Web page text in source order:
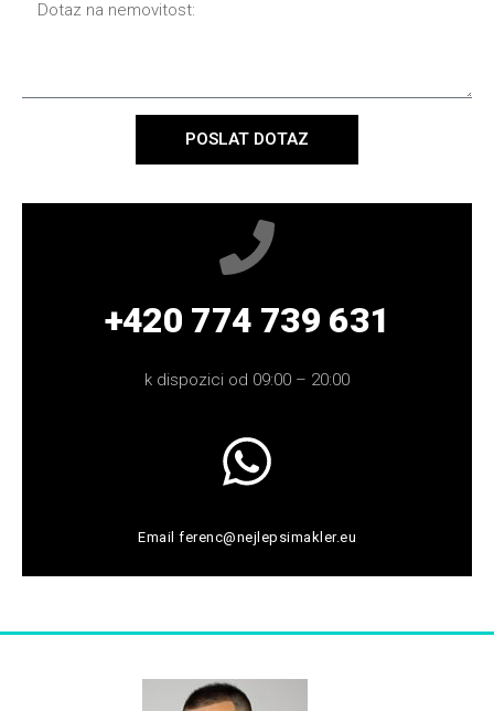
POSLAT DOTAZ
+420 774 739 631
k dispozici od 09:00 – 20:00
Email ferenc@nejlepsimakler.eu